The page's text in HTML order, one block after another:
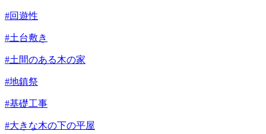
#回遊性
#土台敷き
#土間のある木の家
#地鎮祭
#基礎工事
#大きな木の下の平屋